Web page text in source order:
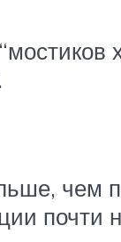
чем
почти